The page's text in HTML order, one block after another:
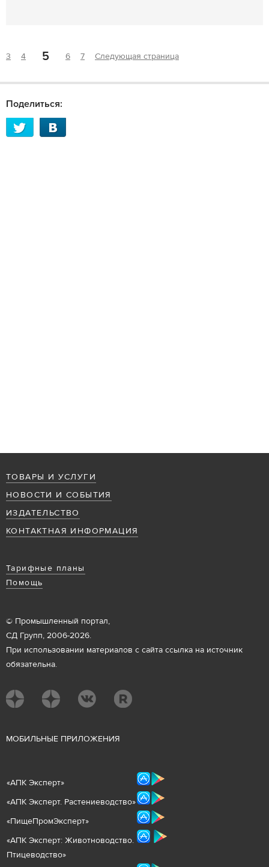
3 4 5 6 7 Следующая страница
Поделиться:
ТОВАРЫ И УСЛУГИ
НОВОСТИ И СОБЫТИЯ
ИЗДАТЕЛЬСТВО
КОНТАКТНАЯ ИНФОРМАЦИЯ
Тарифные планы
Помощь
© Промышленный портал,
СД Групп, 2006-2026.
При использовании материалов с сайта ссылка на источник
обязательна.
МОБИЛЬНЫЕ ПРИЛОЖЕНИЯ
«АПК Эксперт»
«АПК Эксперт. Растениеводство»
«ПищеПромЭксперт»
«АПК Эксперт: Животноводство.
Птицеводство»